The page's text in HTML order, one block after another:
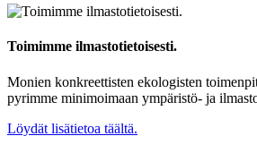
Toimimme ilmastotietoisesti.
Monien konkreettisten ekologisten
pyrimme minimoimaan ympäristö- ja
Löydät lisätietoa täältä.